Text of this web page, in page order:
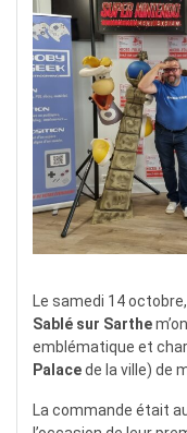
Le samedi 14 octobre,
Sablé sur Sarthe
emblématique et
Palacede la ville) de
La commande était